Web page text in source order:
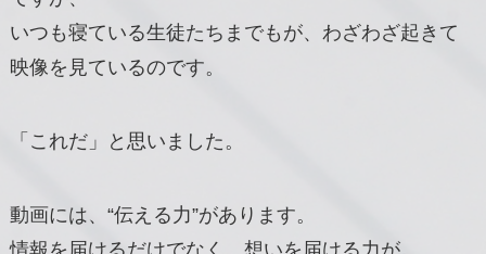
いつも寝ている生徒たちまでもが、わざわざ起きて
映像を見ているのです。
「これだ」と思いました。
動画には、“伝える力”があります。
情報を届けるだけでなく、想いを届ける力が。